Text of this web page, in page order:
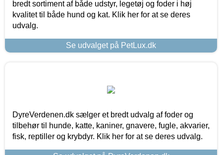
bredt sortiment af både udstyr, legetøj og foder i høj
kvalitet til både hund og kat. Klik her for at se deres
udvalg.
Se udvalget på PetLux.dk
DyreVerdenen.dk sælger et bredt udvalg af foder og
tilbehør til hunde, katte, kaniner, gnavere, fugle, akvarier,
fisk, reptiller og krybdyr. Klik her for at se deres udvalg.